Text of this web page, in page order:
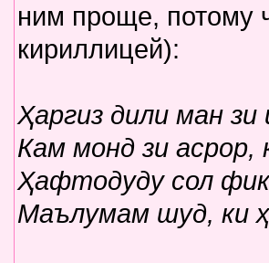
ним проще, потому
кириллицей):
Ҳаргиз дили ман
Кам монд зи
Ҳафтодуду сол
Маълумам шуд, ки